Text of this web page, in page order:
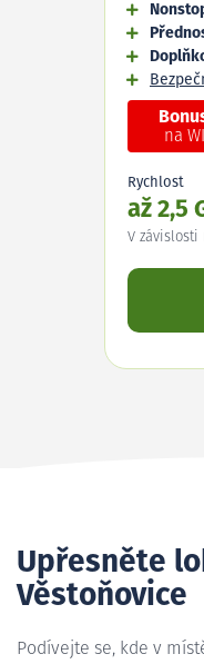
na
Rychlost
až 2,5
V závislosti
Upřesněte
Věstoňovice
Podívejte se, kde v